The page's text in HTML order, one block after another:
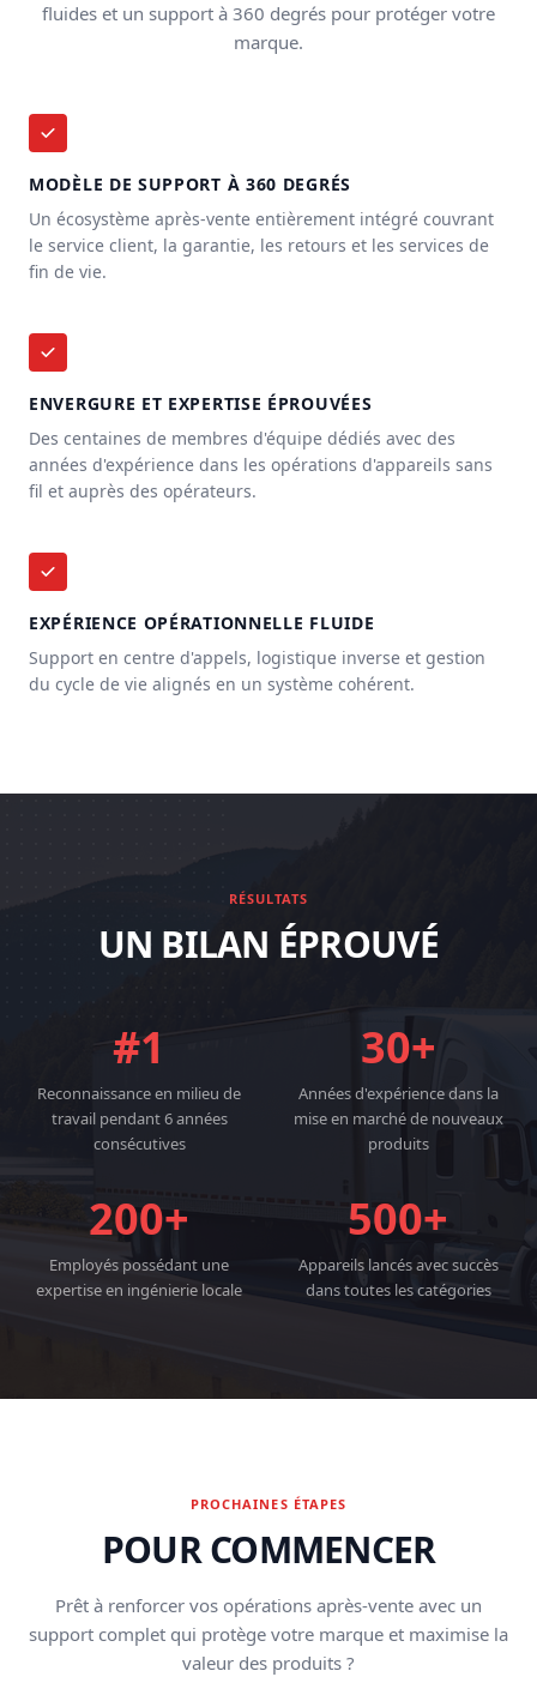
fluides et un support à 360 degrés pour protéger votre
marque.
MODÈLE DE SUPPORT À 360 DEGRÉS
Un écosystème après-vente entièrement intégré couvrant
le service client, la garantie, les retours et les services de
fin de vie.
ENVERGURE ET EXPERTISE ÉPROUVÉES
Des centaines de membres d'équipe dédiés avec des
années d'expérience dans les opérations d'appareils sans
fil et auprès des opérateurs.
EXPÉRIENCE OPÉRATIONNELLE FLUIDE
Support en centre d'appels, logistique inverse et gestion
du cycle de vie alignés en un système cohérent.
RÉSULTATS
UN BILAN ÉPROUVÉ
#1
Reconnaissance en milieu de
travail pendant 6 années
consécutives
30+
Années d'expérience dans la
mise en marché de nouveaux
produits
200+
Employés possédant une
expertise en ingénierie locale
500+
Appareils lancés avec succès
dans toutes les catégories
PROCHAINES ÉTAPES
POUR COMMENCER
Prêt à renforcer vos opérations après-vente avec un
support complet qui protège votre marque et maximise la
valeur des produits ?